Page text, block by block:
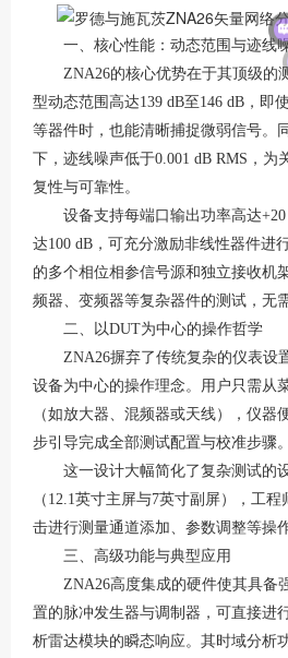
一、核心性能：动态范围与迹线
ZNA26的核心优势在于其顶级的
型动态范围高达139 dB至146 dB ，即
等器件时，也能清晰捕捉微弱信号。
下，迹线噪声低于0.001 dB RMS ，为
复性与可靠性。
设备支持每端口输出功率高达
达100 dB，可充分激励非线性器件进
的多个相位相参信号源和独立接收机
频器、变频器等复杂器件的测试，无
二、以DUT为中心的操作哲学
ZNA26摒弃了传统复杂的仪表设
设备为中心的操作理念。用户只需从
（如放大器、混频器或天线），仪器
步引导完成全部测试配置与校准步骤。
这一设计大幅简化了复杂测试的
（ 12.1英寸主屏与7英寸副屏），工
击进行测量通道添加、参数调整等操
三、高级功能与典型应用
ZNA26高度集成的硬件使其具备
置的脉冲发生器与调制器，可直接进
析雷达模块的瞬态响应。其时域分析